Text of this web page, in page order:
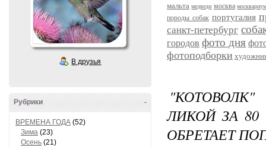
В друзья
-
Рубрики
ВРЕМЕНА ГОДА (52)
Зима (23)
Осень (21)
мальта медведи москва
породы собак португалия
санкт-петербург
городов фото дня
фотоподборки
ЛИКОЙ ЗА
ОБРЕТАЕТ